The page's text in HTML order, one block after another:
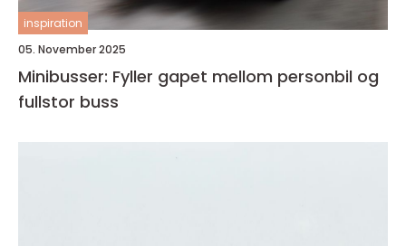
inspiration
05. November 2025
Minibusser: Fyller gapet mellom personbil og
fullstor buss